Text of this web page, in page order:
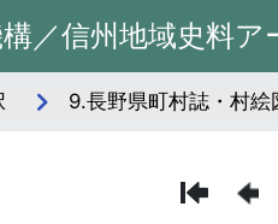
／信州地域史料ア
9.長野県町村誌・村